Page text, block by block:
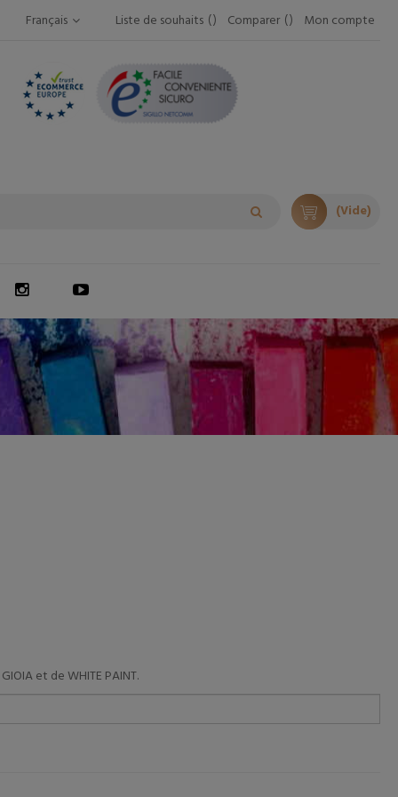
Liste de souhaits Comparer Mon compte
Français
(Vide)
et de WHITE PAINT.